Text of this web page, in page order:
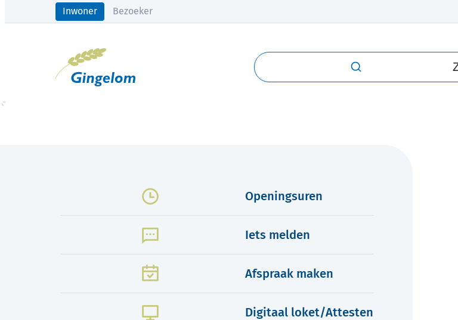
Naar inhoud
Inwoner Bezoeker
Gingelom
Zoeken
Openingsuren
Iets melden
Afspraak maken
Digitaal loket/Attesten